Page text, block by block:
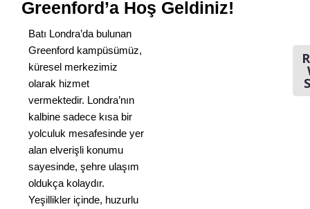
Greenford’a Hoş Geldiniz!
Batı Londra’da bulunan
Greenford kampüsümüz,
küresel merkezimiz
olarak hizmet
vermektedir. Londra’nın
kalbine sadece kısa bir
yolculuk mesafesinde yer
alan elverişli konumu
sayesinde, şehre ulaşım
oldukça kolaydır.
Yeşillikler içinde, huzurlu